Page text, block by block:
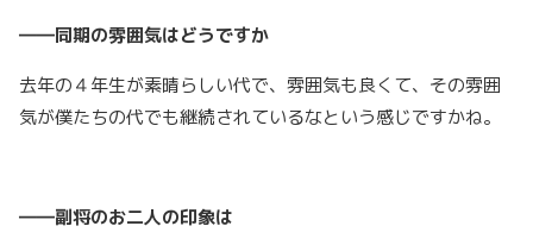
――同期の雰囲気はどうですか
去年の４年生が素晴らしい代で、雰囲気も良くて、その雰囲
気が僕たちの代でも継続されているなという感じですかね。
――副将のお二人の印象は